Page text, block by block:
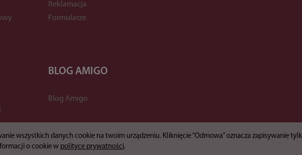
Reklamacja
Formularze
BLOG AMIGO
Blog Amigo
wszystkich danych cookie na twoim urządzeniu. Kliknięcie “Odmowa” oznacza zapisywanie
o cookie w polityce prywatności.